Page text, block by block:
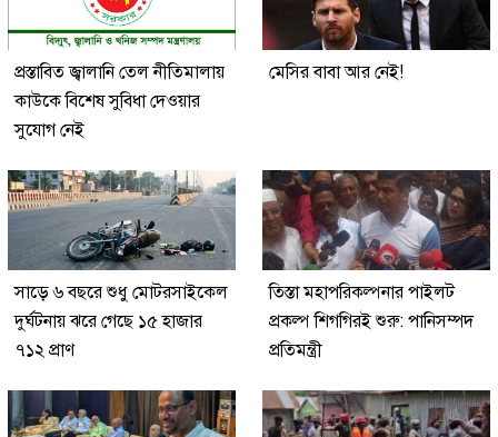
প্রস্তাবিত জ্বালানি তেল নীতিমালায়
কাউকে বিশেষ সুবিধা দেওয়ার
সুযোগ নেই
মেসির বাবা আর নেই!
সাড়ে ৬ বছরে শুধু মোটরসাইকেল
দুর্ঘটনায় ঝরে গেছে ১৫ হাজার
৭১২ প্রাণ
তিস্তা মহাপরিকল্পনার পাইলট
প্রকল্প শিগগিরই শুরু: পানিসম্পদ
প্রতিমন্ত্রী